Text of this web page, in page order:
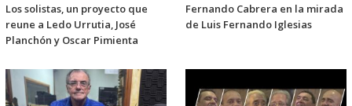
Los solistas, un proyecto que
reune a Ledo Urrutia, José
Planchón y Oscar Pimienta
Fernando Cabrera en la mirada
de Luis Fernando Iglesias